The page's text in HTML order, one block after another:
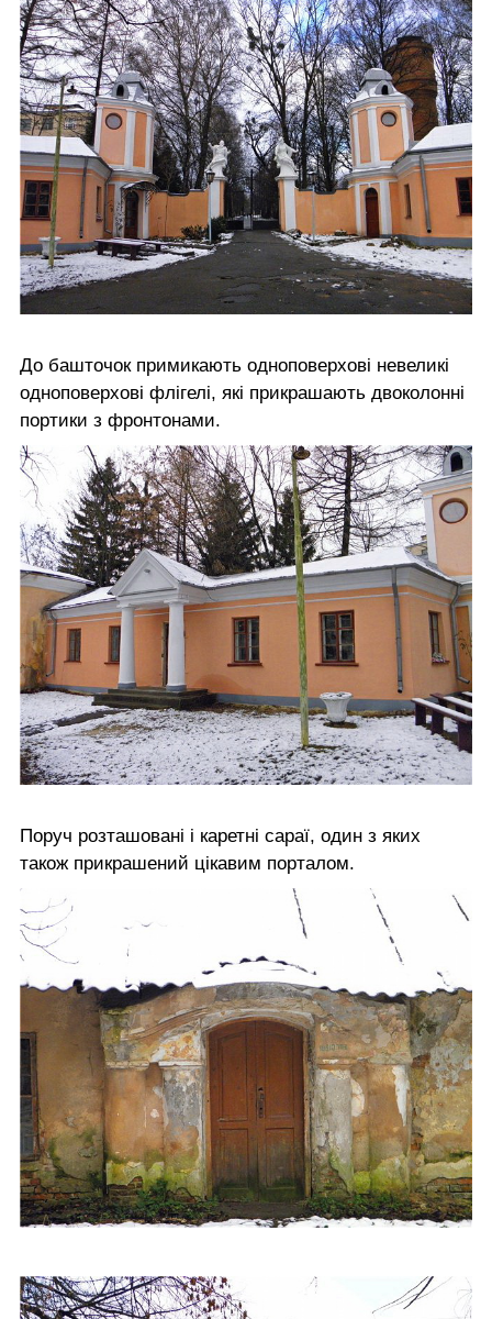
До башточок примикають одноповерхові невеликі
одноповерхові флігелі, які прикрашають двоколонні
портики з фронтонами.
Поруч розташовані і каретні сараї, один з яких
також прикрашений цікавим порталом.